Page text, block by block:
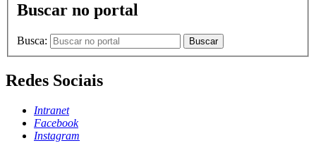
Buscar no portal
Busca: Buscar
Redes Sociais
Intranet
Facebook
Instagram